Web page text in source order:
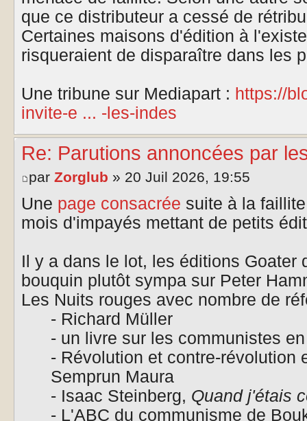
que ce distributeur a cessé de
Certaines maisons d'édition à
risqueraient de disparaître dans les
Une tribune sur Mediapart : https://
invite-e ... -les-indes
Re: Parutions annoncées par
par Zorglub » 20 Juil 2026, 19:55
Une page consacrée suite à la
mois d'impayés mettant de petits
Il y a dans le lot, les éditions Goater
bouquin plutôt sympa sur Peter
Les Nuits rouges avec nombre de
- Richard Müller
- un livre sur les communistes
- Révolution et contre-révolution
Semprun Maura
- Isaac Steinberg, Quand j'étais
- L'ABC du communisme de